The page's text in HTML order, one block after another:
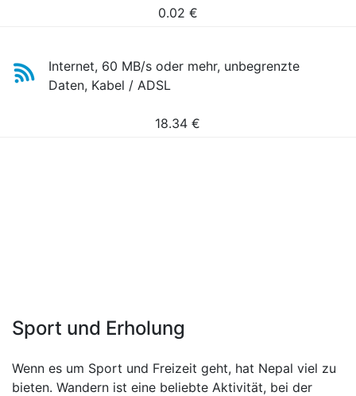
0.02 €
Internet, 60 MB/s oder mehr, unbegrenzte
Daten, Kabel / ADSL
18.34 €
Sport und Erholung
Wenn es um Sport und Freizeit geht, hat Nepal viel zu
bieten. Wandern ist eine beliebte Aktivität, bei der